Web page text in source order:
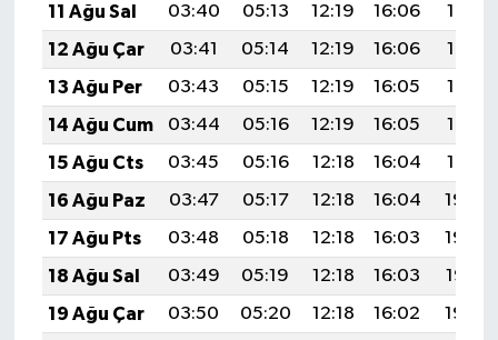
11 Ağu Sal
03:40 05:13 12:19 16:06
19:15
12 Ağu Çar
03:41 05:14 12:19 16:06
19:14
13 Ağu Per
03:43 05:15 12:19 16:05
19:13
14 Ağu Cum
03:44 05:16 12:19 16:05
19:12
15 Ağu Cts
03:45 05:16 12:18 16:04
19:10
16 Ağu Paz
03:47 05:17 12:18 16:04
19:09
17 Ağu Pts
03:48 05:18 12:18 16:03
19:08
18 Ağu Sal
03:49 05:19 12:18 16:03
19:07
19 Ağu Çar
03:50 05:20 12:18 16:02
19:05